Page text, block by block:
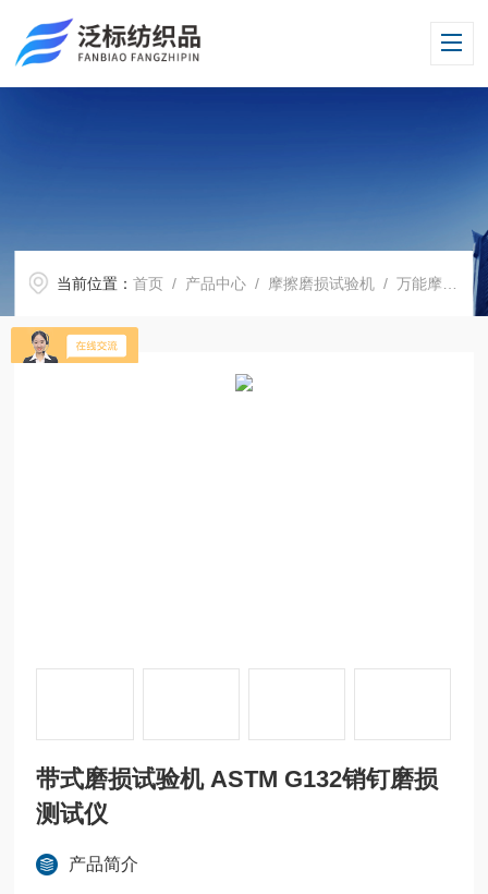
当前位置：首页 / 产品中心 / 摩擦磨损试验机 /万能摩擦磨损试验机
带式磨损试验机 ASTM G132销钉磨损
测试仪
产品简介